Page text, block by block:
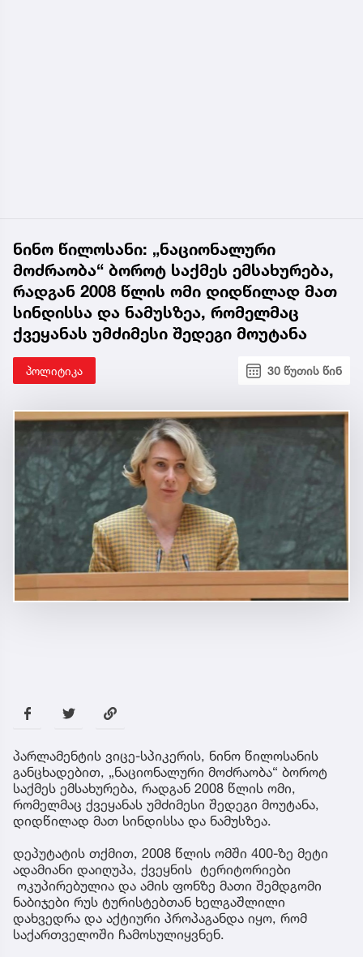
ნინო წილოსანი: „ნაციონალური
მოძრაობა“ ბოროტ საქმეს ემსახურება,
რადგან 2008 წლის ომი დიდწილად მათ
სინდისსა და ნამუსზეა, რომელმაც
ქვეყანას უმძიმესი შედეგი მოუტანა
პოლიტიკა 30 წუთის წინ
პარლამენტის ვიცე-სპიკერის, ნინო წილოსანის
განცხადებით, „ნაციონალური მოძრაობა“ ბოროტ
საქმეს ემსახურება, რადგან 2008 წლის ომი,
რომელმაც ქვეყანას უმძიმესი შედეგი მოუტანა,
დიდწილად მათ სინდისსა და ნამუსზეა.
დეპუტატის თქმით, 2008 წლის ომში 400-ზე მეტი
ადამიანი დაიღუპა, ქვეყნის ტერიტორიები
ოკუპირებულია და ამის ფონზე მათი შემდგომი
ნაბიჯები რუს ტურისტებთან ხელგაშლილი
დახვედრა და აქტიური პროპაგანდა იყო, რომ
საქართველოში ჩამოსულიყვნენ.